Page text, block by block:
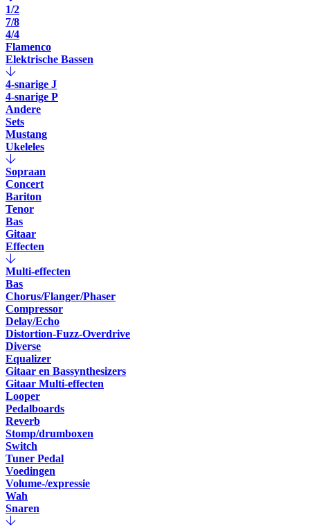
1/2
7/8
4/4
Flamenco
Elektrische Bassen
4-snarige J
4-snarige P
Andere
Sets
Mustang
Ukeleles
Sopraan
Concert
Bariton
Tenor
Bas
Gitaar
Effecten
Multi-effecten
Bas
Chorus/Flanger/Phaser
Compressor
Delay/Echo
Distortion-Fuzz-Overdrive
Diverse
Equalizer
Gitaar en Bassynthesizers
Gitaar Multi-effecten
Looper
Pedalboards
Reverb
Stomp/drumboxen
Switch
Tuner Pedal
Voedingen
Volume-/expressie
Wah
Snaren